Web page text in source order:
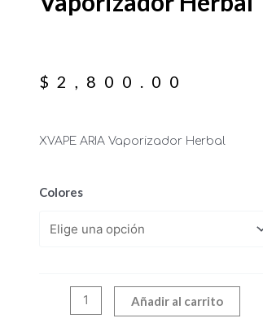
$ 2,800.00
XVAPE ARIA Vaporizador Herbal
Colores
Añadir al carrito